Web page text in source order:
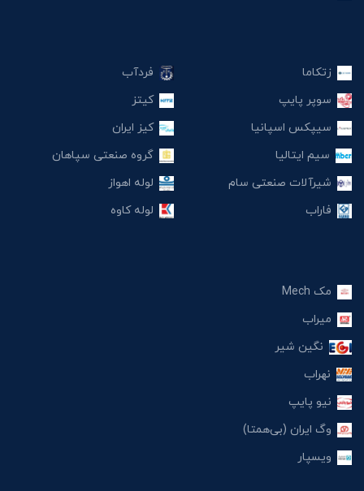
زتکاما
سوپر پایپ
سیپکس اسپانیا
سیم ایتالیا
شیرآلات صنعتی سام
فاراب
فردآب
کیتز
کیز ایران
گروه صنعتی سپاهان
لوله اهواز
لوله کاوه
مک Mech
میراب
نگین شیر
نهراب
نیو پایپ
وگ ایران (بی‌همتا)
ویسپار